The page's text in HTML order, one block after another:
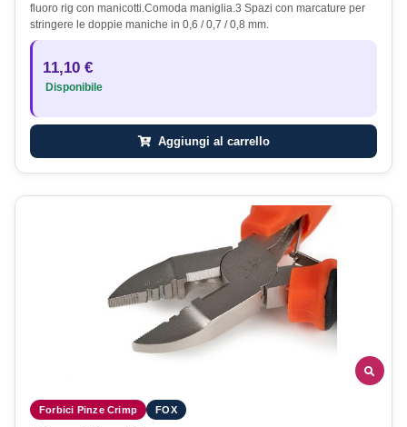
fluoro rig con manicotti.Comoda maniglia.3 Spazi con marcature per
stringere le doppie maniche in 0,6 / 0,7 / 0,8 mm.
11,10 €
Disponibile
Aggiungi al carrello
Forbici Pinze Crimp FOX